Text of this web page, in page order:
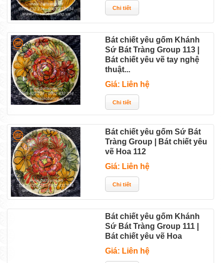
Bát chiết yêu gốm Khánh
Sứ Bát Tràng Group 113 |
Bát chiết yêu vẽ tay nghệ
thuật...
Giá: Liên hệ
Bát chiết yêu gốm Sứ Bát
Tràng Group | Bát chiết yêu
vẽ Hoa 112
Giá: Liên hệ
Bát chiết yêu gốm Khánh
Sứ Bát Tràng Group 111 |
Bát chiết yêu vẽ Hoa
Giá: Liên hệ